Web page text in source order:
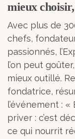
mieux
Avec plus de
chefs,
passionnés,
l’on peut
mieux outillé.
fondatrice,
l’événement : «
priver : c’est
ce qui nourrit